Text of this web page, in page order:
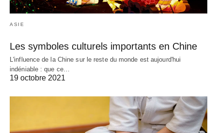
ASIE
Les symboles culturels importants en Chine
L'influence de la Chine sur le reste du monde est aujourd'hui
indéniable : que ce…
19 octobre 2021